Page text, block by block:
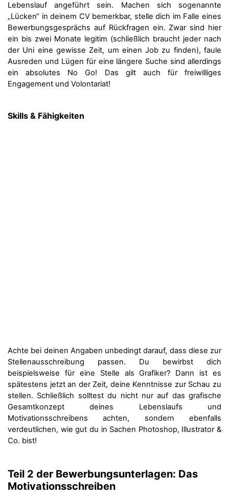
Lebenslauf angeführt sein. Machen sich sogenannte
„Lücken“ in deinem CV bemerkbar, stelle dich im Falle eines
Bewerbungsgesprächs auf Rückfragen ein. Zwar sind hier
ein bis zwei Monate legitim (schließlich braucht jeder nach
der Uni eine gewisse Zeit, um einen Job zu finden), faule
Ausreden und Lügen für eine längere Suche sind allerdings
ein absolutes No Go! Das gilt auch für freiwilliges
Engagement und Volontariat!
Skills & Fähigkeiten
Achte bei deinen Angaben unbedingt darauf, dass diese zur
Stellenausschreibung passen. Du bewirbst dich
beispielsweise für eine Stelle als Grafiker? Dann ist es
spätestens jetzt an der Zeit, deine Kenntnisse zur Schau zu
stellen. Schließlich solltest du nicht nur auf das grafische
Gesamtkonzept deines Lebenslaufs und
Motivationsschreibens achten, sondern ebenfalls
verdeutlichen, wie gut du in Sachen Photoshop, Illustrator &
Co. bist!
Teil 2 der Bewerbungsunterlagen: Das
Motivationsschreiben